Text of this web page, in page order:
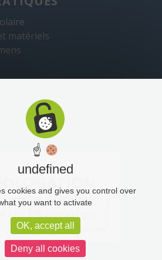
matériels
☝
undefined
cookies and gives you control over
you want to activate
OK, accept all
Deny all cookies